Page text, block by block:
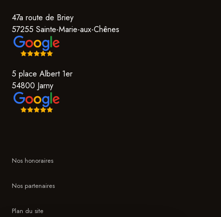
47a route de Briey
57255 Sainte-Marie-aux-Chênes
5 place Albert 1er
54800 Jarny
Nos honoraires
Nos partenaires
Plan du site